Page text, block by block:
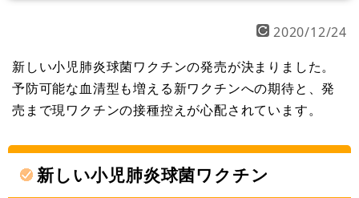
2020/12/24
新しい小児肺炎球菌ワクチンの発売が決まりました。
予防可能な血清型も増える新ワクチンへの期待と、発
売まで現ワクチンの接種控えが心配されています。
新しい小児肺炎球菌ワクチン